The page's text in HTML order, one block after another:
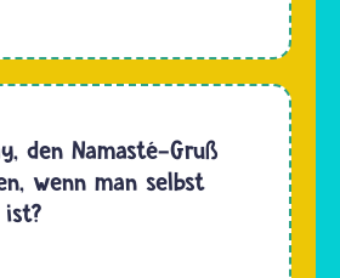
den Namasté-Gruß
wenn man selbst
ist?